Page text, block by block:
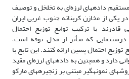
داده­های لرزه‌ای به تخلخل و توصیف
از مخازن کربناته جنوب غربی ایران
قادرند با ترکیب توابع توزیع احتمال
درست­نمایی که متأثر از مدل نوفه است،
احتمال پسین ارائه کنند. این تابع با
دارد و همچنین به داده­های لرزه‌ای مقید
نمونه­گیر مبتنی بر زنجیره­های مارکو